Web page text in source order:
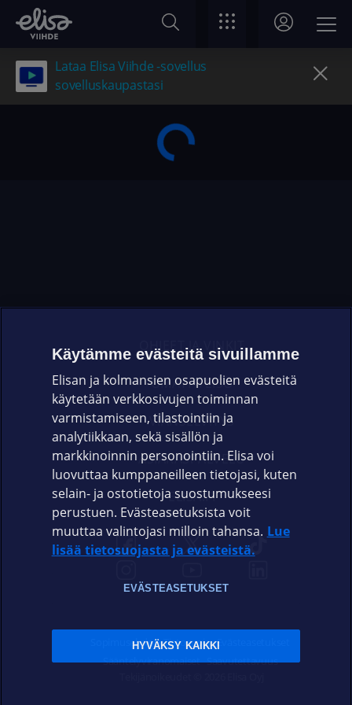
Lataa Elisa Viihde -sovellus
sovelluskaupastasi
OHJEET JA VINKIT
OMAYHTEISÖ
VIANSELVITYS
ASIAKASPALVELU
ELISA.FI
Sopimusehdot Tietosuoja Evästeasetukset
Sääntelyviranomaiset Saavutettavuus
Käytämme evästeitä sivuillamme
Elisan ja kolmansien osapuolien evästeitä
käytetään verkkosivujen toiminnan
varmistamiseen, tilastointiin ja
analytiikkaan, sekä sisällön ja
markkinoinnin personointiin. Elisa voi
luovuttaa kumppaneilleen tietojasi, kuten
selain- ja ostotietoja suostumukseesi
perustuen. Evästeasetuksista voit
muuttaa valintojasi milloin tahansa. Lue
lisää tietosuojasta ja evästeistä.
EVÄSTEASETUKSET
HYVÄKSY KAIKKI